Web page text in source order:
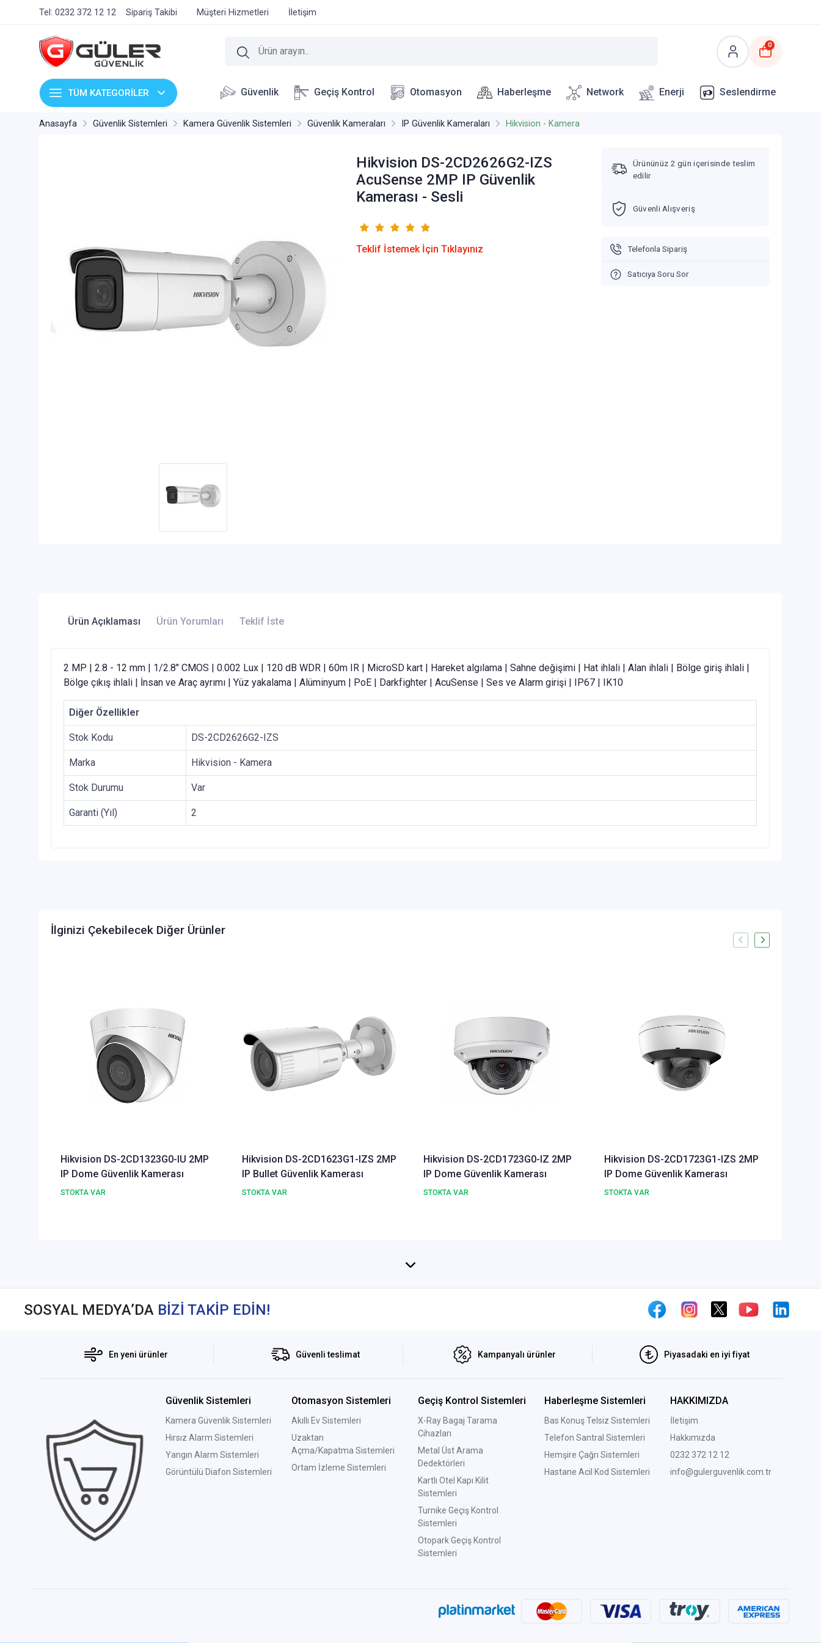
Tel: 0232 372 12 12 Sipariş Takibi Müşteri Hizmetleri İletişim
0
TÜM KATEGORİLER Güvenlik Geçiş Kontrol Otomasyon Haberleşme Network Enerji Seslendirme
Anasayfa Güvenlik Sistemleri Kamera Güvenlik Sistemleri Güvenlik Kameraları IP Güvenlik Kameraları Hikvision - Kamera
Hikvision DS-2CD2626G2-IZS
AcuSense 2MP IP Güvenlik
Kamerası - Sesli
Teklif İstemek İçin Tıklayınız
Ürününüz 2 gün içerisinde teslim
edilir
Güvenli Alışveriş
Telefonla Sipariş
Satıcıya Soru Sor
Ürün Açıklaması Ürün Yorumları Teklif İste
2 MP | 2.8 - 12 mm | 1/2.8" CMOS | 0.002 Lux | 120 dB WDR | 60m IR | MicroSD kart | Hareket algılama | Sahne değişimi | Hat ihlali | Alan ihlali | Bölge giriş ihlali |
Bölge çıkış ihlali | İnsan ve Araç ayrımı | Yüz yakalama | Alüminyum | PoE | Darkfighter | AcuSense | Ses ve Alarm girişi | IP67 | IK10
Diğer Özellikler
Stok Kodu DS-2CD2626G2-IZS
Marka Hikvision - Kamera
Stok Durumu Var
Garanti (Yıl) 2
İlginizi Çekebilecek Diğer Ürünler
Hikvision DS-2CD1323G0-IU 2MP
IP Dome Güvenlik Kamerası
STOKTA VAR
Hikvision DS-2CD1623G1-IZS 2MP
IP Bullet Güvenlik Kamerası
STOKTA VAR
Hikvision DS-2CD1723G0-IZ 2MP
IP Dome Güvenlik Kamerası
STOKTA VAR
Hikvision DS-2CD1723G1-IZS 2MP
IP Dome Güvenlik Kamerası
STOKTA VAR
SOSYAL MEDYA’DA BİZİ TAKİP EDİN!
En yeni ürünler Güvenli teslimat Kampanyalı ürünler Piyasadaki en iyi fiyat
Güvenlik Sistemleri
Kamera Güvenlik Sistemleri
Hırsız Alarm Sistemleri
Yangın Alarm Sistemleri
Görüntülü Diafon Sistemleri
Otomasyon Sistemleri
Akıllı Ev Sistemleri
Uzaktan
Açma/Kapatma Sistemleri
Ortam İzleme Sistemleri
Geçiş Kontrol Sistemleri
X-Ray Bagaj Tarama
Cihazları
Metal Üst Arama
Dedektörleri
Kartlı Otel Kapı Kilit
Sistemleri
Turnike Geçiş Kontrol
Sistemleri
Otopark Geçiş Kontrol
Sistemleri
Haberleşme Sistemleri
Bas Konuş Telsiz Sistemleri
Telefon Santral Sistemleri
Hemşire Çağrı Sistemleri
Hastane Acil Kod Sistemleri
HAKKIMIZDA
İletişim
Hakkımızda
0232 372 12 12
info@gulerguvenlik.com.tr